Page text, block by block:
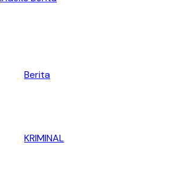
Berita
KRIMINAL